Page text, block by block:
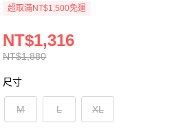
超取滿NT$1,500免運
NT$1,880
NT$1,316
尺寸
M L XL